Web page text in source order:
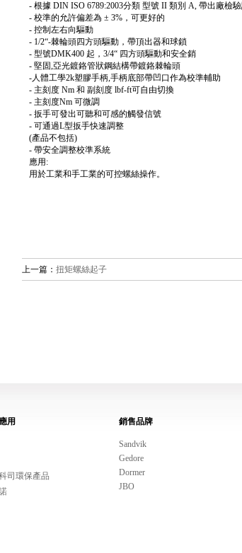
- 根據 DIN ISO 6789:2003分類 型號 II 類別 A, 帶出廠檢
- 校準的允許偏差為 ± 3%，可更好的
- 控制左右向驅動
- 1/2“-棘輪頭四方頭驅動，帶頂出器和球鎖
- 型號DMK400 起，3/4“ 四方頭驅動和安全銷
- 堅固,亞光鍍鉻管狀鋼結構帶鍍鉻棘輪頭
-人體工學2k塑膠手柄,手柄底部帶凹口作為校準輔助
- 主刻度 Nm 和 副刻度 lbf-ft可自由切換
- 主刻度Nm 可微調
- 扳手可發出可聽和可感的觸發信號
- 可通過L型扳手快速調整
(產品不包括)
- 帶安全調整校準系統
應用:
用於工業和手工業的可控螺絲操作。
上一篇： 扭矩螺絲起子
用
司環保產品
銷售品牌
Sandvik
Gedore
Dormer
JBO